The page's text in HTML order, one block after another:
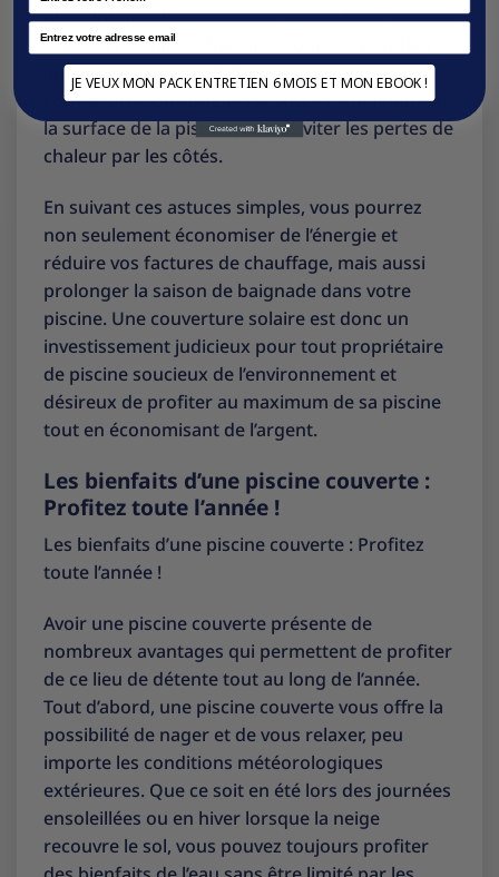
place lorsque la piscine n’est pas utilisée, car cela
aidera à retenir la chaleur accumulée pendant la
journée. De plus, veillez à bien ajuster la
couverture pour qu’elle recouvre complètement
la surface de la piscine, afin d’éviter les pertes de
chaleur par les côtés.
En suivant ces astuces simples, vous pourrez
non seulement économiser de l’énergie et
réduire vos factures de chauffage, mais aussi
prolonger la saison de baignade dans votre
piscine. Une couverture solaire est donc un
investissement judicieux pour tout propriétaire
de piscine soucieux de l’environnement et
désireux de profiter au maximum de sa piscine
tout en économisant de l’argent.
Les bienfaits d’une piscine couverte :
Profitez toute l’année !
Les bienfaits d’une piscine couverte : Profitez
toute l’année !
Avoir une piscine couverte présente de
nombreux avantages qui permettent de profiter
de ce lieu de détente tout au long de l’année.
Tout d’abord, une piscine couverte vous offre la
possibilité de nager et de vous relaxer, peu
importe les conditions météorologiques
extérieures. Que ce soit en été lors des journées
ensoleillées ou en hiver lorsque la neige
recouvre le sol, vous pouvez toujours profiter
Email
JE VEUX MON PACK ENTRETIEN 6 MOIS ET MON EBOOK !